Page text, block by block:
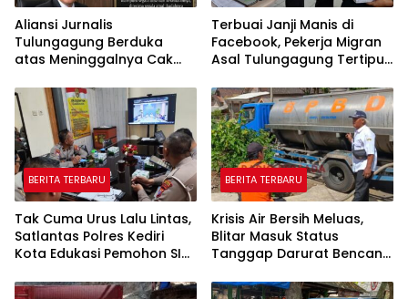
Aliansi Jurnalis
Tulungagung Berduka
atas Meninggalnya Cak
“Beliau Pejuang Keadilan
yang Vokal”
Terbuai Janji Manis di
Facebook, Pekerja Migran
Asal Tulungagung Tertipu
BERITA TERBARU
Tak Cuma Urus Lalu Lintas,
Satlantas Polres Kediri
Kota Edukasi Pemohon SIM
Pelatihan AI
BERITA TERBARU
Krisis Air Bersih Meluas,
Blitar Masuk Status
Tanggap Darurat Bencana